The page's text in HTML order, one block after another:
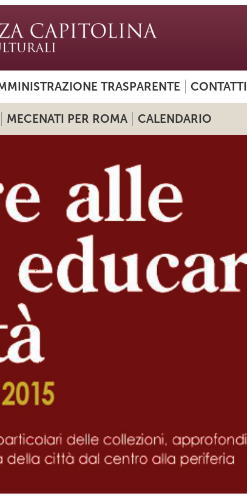
TRASPARENTE CONTATTI
MECENATI PER ROMA CALENDARIO